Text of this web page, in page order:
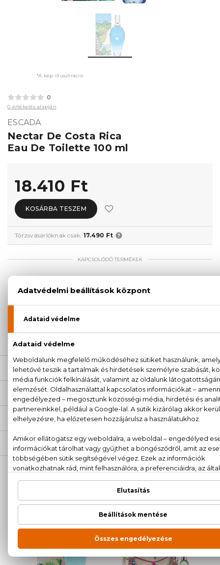
*A kép illusztráció
0
0 értékelés alapján
ESCADA
Nectar De Costa Rica
Eau De Toilette 100 ml
18.410 Ft
KOSÁRBA TESZEM
Törzsvásárlóknak csak: 17.490 Ft
KAPCSOLÓDÓ TERMÉKEK
100% eredeti termékek,14 napos visszaküldési
Kérdésed van, elakadtál? Hívd ügyfélszolgálatunkat:
LEÍRÁS
ÉRTÉKELÉSEK (0)
SZÁLLÍTÁS
NEKED AJÁNLJUK